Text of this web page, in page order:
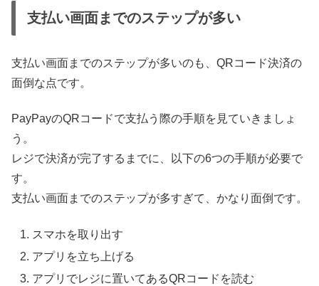
支払い画面までのステップが多い
支払い画面までのステップが多いのも、QRコード決済の
面倒な点です。
PayPayのQRコードで支払う際の手順を見ていきましょ
う。
レジで決済が完了するまでに、以下の6つの手順が必要で
す。
支払い画面までのステップが多すぎて、かなり面倒です。
スマホを取り出す
アプリを立ち上げる
アプリでレジに置いてあるQRコードを読む